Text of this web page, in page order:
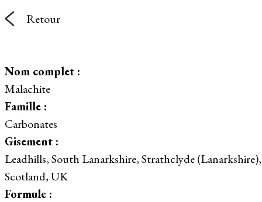
Retour
Nom complet :
Malachite
Famille :
Carbonates
Gisement :
Leadhills, South Lanarkshire, Strathclyde (Lanarkshire),
Scotland, UK
Formule :